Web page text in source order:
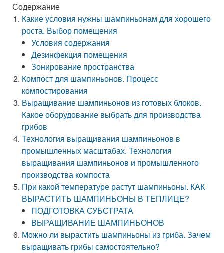
Содержание
Какие условия нужны шампиньонам для хорошего
роста. Выбор помещения
Условия содержания
Дезинфекция помещения
Зонирование пространства
Компост для шампиньонов. Процесс
компостирования
Выращивание шампиньонов из готовых блоков.
Какое оборудование выбрать для производства
грибов
Технология выращивания шампиньонов в
промышленных масштабах. Технология
выращивания шампиньонов и промышленного
производства компоста
При какой температуре растут шампиньоны. КАК
ВЫРАСТИТЬ ШАМПИНЬОНЫ В ТЕПЛИЦЕ?
ПОДГОТОВКА СУБСТРАТА
ВЫРАЩИВАНИЕ ШАМПИНЬОНОВ
Можно ли вырастить шампиньоны из гриба. Зачем
выращивать грибы самостоятельно?